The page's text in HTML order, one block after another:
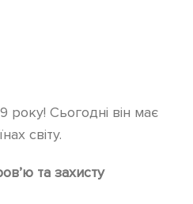
року! Сьогодні він має
світу.
та захисту